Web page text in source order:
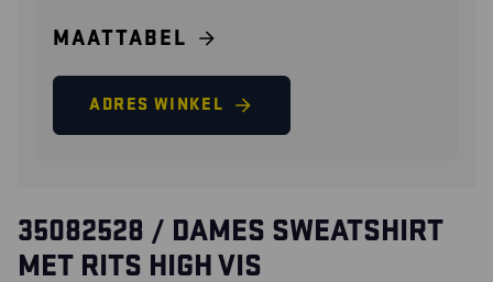
MAATTABEL
ADRES WINKEL
35082528 / DAMES SWEATSHIRT
MET RITS HIGH VIS